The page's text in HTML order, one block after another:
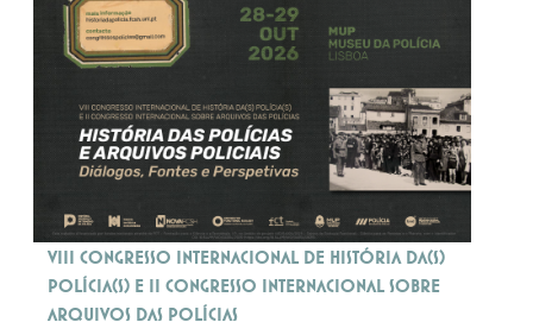
VIII Congresso Internacional de História da(s)
Polícia(s) e II Congresso Internacional sobre
Arquivos das Polícias